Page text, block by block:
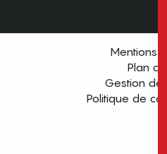
Mentions
Plan
Gestion
Politique de